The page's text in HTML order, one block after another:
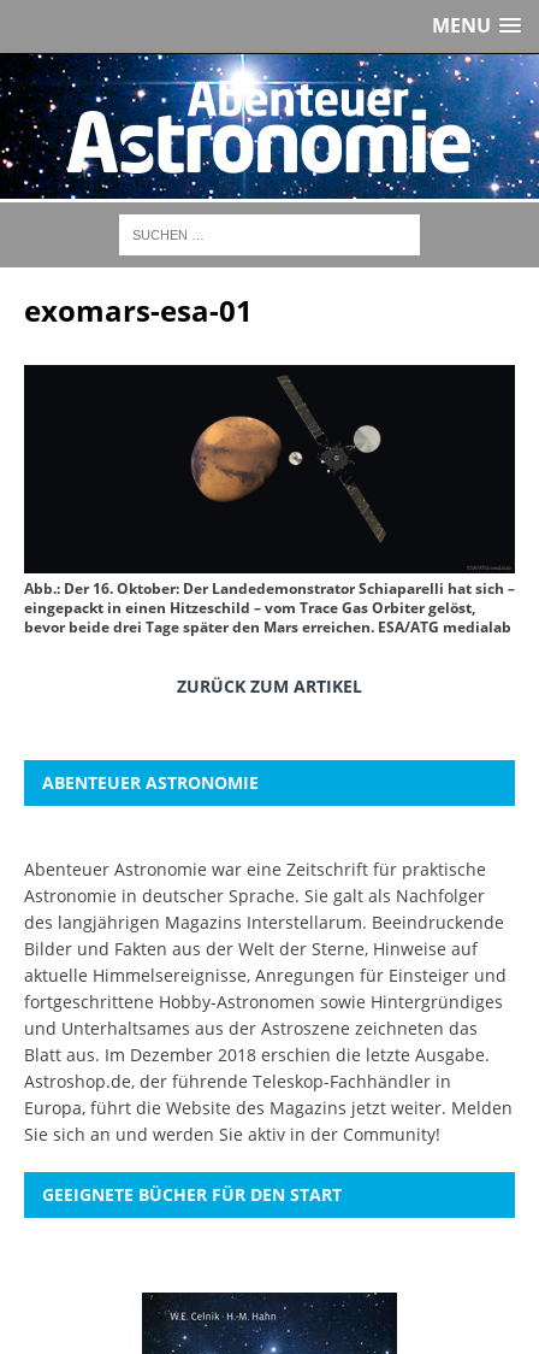
MENU
exomars-esa-01
Abb.: Der 16. Oktober: Der Landedemonstrator Schiaparelli hat sich –
eingepackt in einen Hitzeschild – vom Trace Gas Orbiter gelöst,
bevor beide drei Tage später den Mars erreichen. ESA/ATG medialab
ZURÜCK ZUM ARTIKEL
ABENTEUER ASTRONOMIE
Abenteuer Astronomie war eine Zeitschrift für praktische
Astronomie in deutscher Sprache. Sie galt als Nachfolger
des langjährigen Magazins Interstellarum. Beeindruckende
Bilder und Fakten aus der Welt der Sterne, Hinweise auf
aktuelle Himmelsereignisse, Anregungen für Einsteiger und
fortgeschrittene Hobby-Astronomen sowie Hintergründiges
und Unterhaltsames aus der Astroszene zeichneten das
Blatt aus. Im Dezember 2018 erschien die letzte Ausgabe.
Astroshop.de, der führende Teleskop-Fachhändler in
Europa, führt die Website des Magazins jetzt weiter. Melden
Sie sich an und werden Sie aktiv in der Community!
GEEIGNETE BÜCHER FÜR DEN START